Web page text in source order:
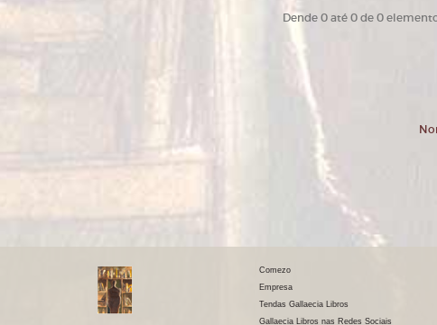
Dende 0 até 0 de 0
Comezo
Empresa
Tendas Gallaecia Libros
Gallaecia Libros nas Redes Sociais